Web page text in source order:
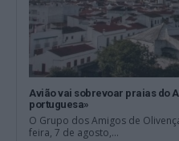
Avião vai sobrevoar praias do
portuguesa»
O Grupo dos Amigos de
feira, 7 de agosto,...